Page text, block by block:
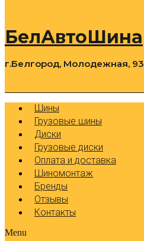
БелАвтоШина
г.Белгород, Молодежная, 93
Шины
Грузовые шины
Диски
Грузовые диски
Оплата и доставка
Шиномонтаж
Бренды
Отзывы
Контакты
Menu